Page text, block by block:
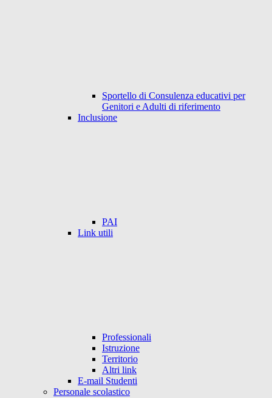
Sportello di Consulenza educativi per
Genitori e Adulti di riferimento
Inclusione
PAI
Link utili
Professionali
Istruzione
Territorio
Altri link
E-mail Studenti
Personale scolastico